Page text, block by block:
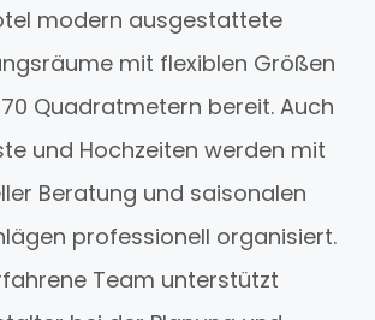
modern ausgestattete
mit flexiblen Größen
Quadratmetern bereit. Auch
und Hochzeiten werden mit
Beratung und saisonalen
professionell organisiert.
Team unterstützt